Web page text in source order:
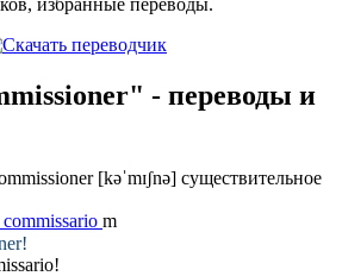
избранные переводы.
- переводы и
[kəˈmɪʃnə] существительное
commissario m
!
!